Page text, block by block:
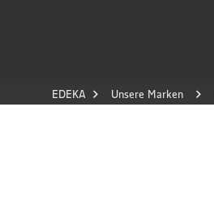
EDEKA Unsere Marken